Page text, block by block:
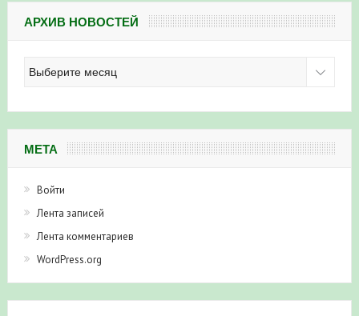
АРХИВ НОВОСТЕЙ
новостей
МЕТА
Войти
Лента записей
Лента комментариев
WordPress.org